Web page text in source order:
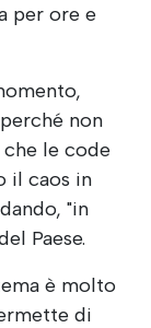
per ore e
non
le code
il caos in
"in
Paese.
è molto
di